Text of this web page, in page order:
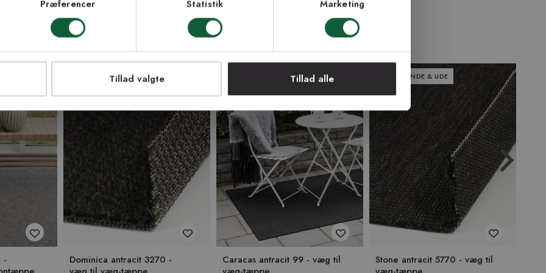
Præferencer Statistik Marketing
Tillad valgte Tillad alle
-
PASSER INDE & UDE
Dominica antracit 3270 -
PASSER INDE & UDE
Caracas antracit 99 - væg til
PASSER INDE & UDE
Stone antracit 5770 - væg til
TAK!